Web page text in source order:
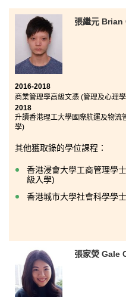
張繼元 Brian
2016-2018
商業管理學高級文憑 (管理及心理
2018
升讀香港理工大學國際航運及物流
學)
其他獲取錄的學位課程：
香港浸會大學工商管理學
級入學)
香港城市大學社會科學學
張家熒 Gale